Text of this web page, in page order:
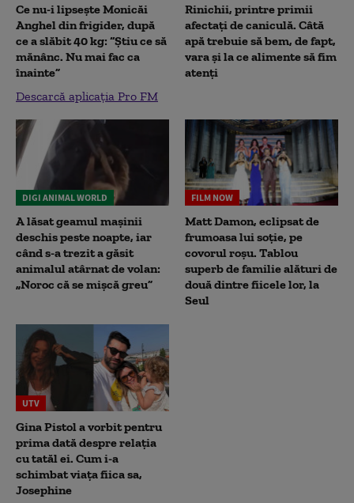
Ce nu-i lipsește Monicăi
Anghel din frigider, după
ce a slăbit 40 kg: “Știu ce să
mănânc. Nu mai fac ca
înainte”
Descarcă aplicația Pro FM
Rinichii, printre primii
afectați de caniculă. Câtă
apă trebuie să bem, de fapt,
vara și la ce alimente să fim
atenți
DIGI ANIMAL WORLD
A lăsat geamul mașinii
deschis peste noapte, iar
când s-a trezit a găsit
animalul atârnat de volan:
„Noroc că se mișcă greu”
FILM NOW
Matt Damon, eclipsat de
frumoasa lui soție, pe
covorul roșu. Tablou
superb de familie alături de
două dintre fiicele lor, la
Seul
UTV
Gina Pistol a vorbit pentru
prima dată despre relația
cu tatăl ei. Cum i-a
schimbat viața fiica sa,
Josephine